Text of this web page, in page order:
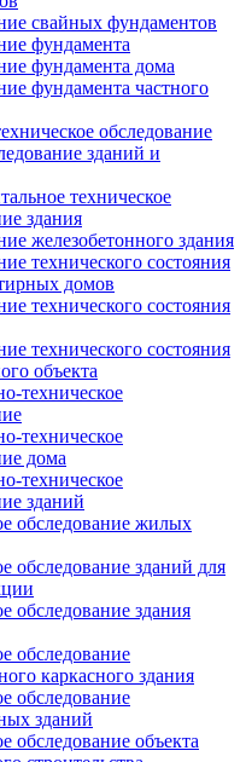
свайных фундаментов
фундамента
фундамента дома
фундамента частного
обследование
зданий и
техническое
здания
железобетонного здания
технического состояния
домов
технического состояния
технического состояния
объекта
техническое
техническое
дома
техническое
зданий
обследование жилых
обследование зданий для
обследование здания
обследование
каркасного здания
обследование
зданий
обследование объекта